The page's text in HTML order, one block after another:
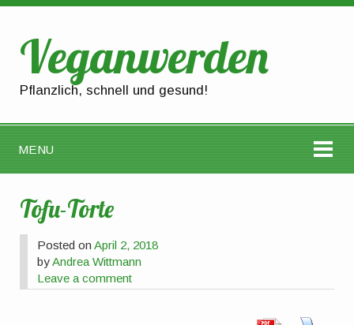
Veganwerden
Pflanzlich, schnell und gesund!
MENU
Tofu-Torte
Posted onApril 2, 2018
byAndrea Wittmann
Leave a comment